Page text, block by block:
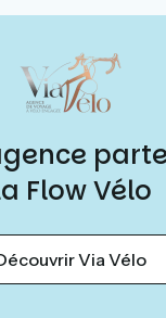
Flow Vélo
Via Vélo